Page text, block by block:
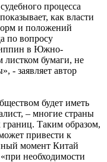
процесса
как власти
и положений
по вопросу
в Южно-
листком бумаги, не
- заявляет автор
будет иметь
– многие страны
границ. Таким образом,
привести к
момент Китай
необходимости